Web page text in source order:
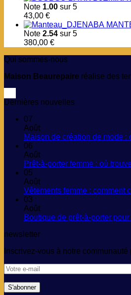
Note 1.00 sur 5
43,00 €
Note 2.54 sur 5
380,00 €
Qui sommes-nous
Maison Beaurepaire réalise des
Dernières nouvelles
07
Août
Maison de création de mode
06
Août
Prêt-à-porter femme : où
05
Août
Vêtements femme : comment
03
Août
Boutique de prêt-à-porter
newsletter
Inscrivez-vous à notre